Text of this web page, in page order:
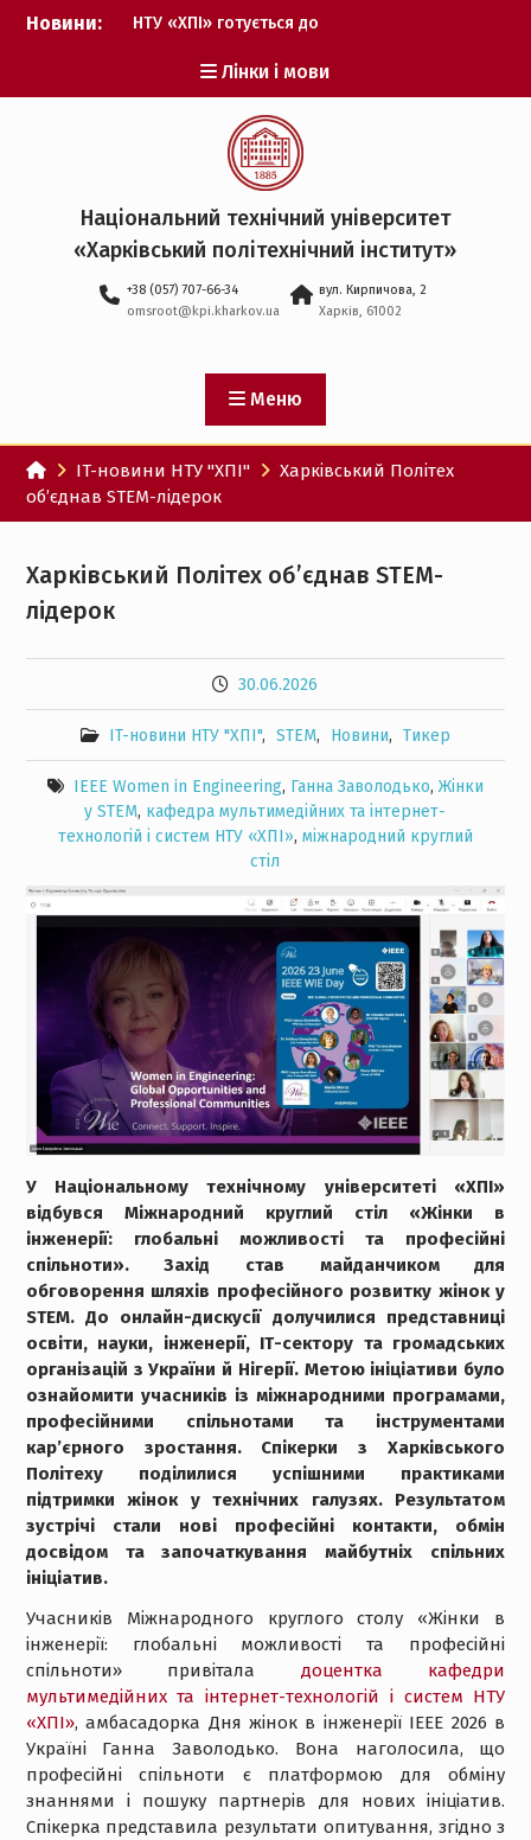
Перейти
Новини:
НТУ «ХПІ» готується до
виборів ректора
Музичні таланти ХПІ
Всеукраїнський
фестиваль «Червона
рута – 2027»
ХПІ уклав угоду про
партнерство з ДержНДІ
технологій кібербезпеки
Випускник ХПІ став
Головнокомандувачем
Збройних Сил України
партнерства
Лінки і мови
Національний технічний університет
«Харківський політехнічний iнститут»
+38 (057) 707-66-34
omsroot@kpi.kharkov.ua
вул. Кирпичова, 2
Харків, 61002
Меню
IT-новини НТУ "ХПІ"
Харківський Політех
об’єднав STEM-лідерок
Харківський Політех об’єднав STEM-
лідерок
30.06.2026
IT-новини НТУ "ХПІ", STEM, Новини, Тикер
IEEE Women in Engineering, Ганна Заволодько, Жінки
у STEM, кафедра мультимедійних та інтернет-
технологій і систем НТУ «ХПІ», міжнародний круглий
стіл
У Національному технічному університеті «ХПІ»
відбувся Міжнародний круглий стіл «Жінки в
інженерії: глобальні можливості та професійні
спільноти». Захід став майданчиком для
обговорення шляхів професійного розвитку жінок у
STEM. До онлайн-дискусії долучилися представниці
освіти, науки, інженерії, ІТ-сектору та громадських
організацій з України й Нігерії. Метою ініціативи було
ознайомити учасників із міжнародними програмами,
професійними спільнотами та інструментами
кар’єрного зростання. Спікерки з Харківського
Політеху поділилися успішними практиками
підтримки жінок у технічних галузях. Результатом
зустрічі стали нові професійні контакти, обмін
досвідом та започаткування майбутніх спільних
ініціатив.
Учасників Міжнародного круглого столу «Жінки в
інженерії: глобальні можливості та професійні
спільноти» привітала доцентка кафедри
мультимедійних та інтернет-технологій і систем НТУ
«ХПІ», амбасадорка Дня жінок в інженерії IEEE 2026 в
Україні Ганна Заволодько. Вона наголосила, що
професійні спільноти є платформою для обміну
знаннями і пошуку партнерів для нових ініціатив.
Спікерка представила результати опитування, згідно з